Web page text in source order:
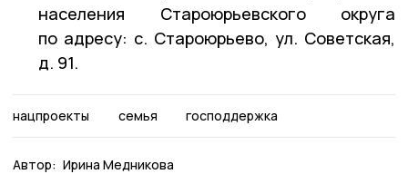
населения Староюрьевского округа
по адресу: с. Староюрьево, ул. Советская,
д. 91.
нацпроекты семья господдержка
Автор: Ирина Медникова